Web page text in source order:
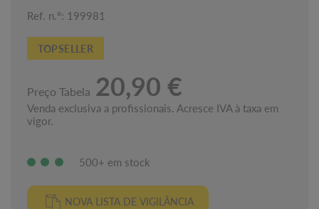
Ref. n.º: 199981
TOPSELLER
Preço Tabela 20,90 €
Venda exclusiva a profissionais. Acresce IVA à taxa em
vigor.
500+ em stock
NOVA LISTA DE VIGILÂNCIA